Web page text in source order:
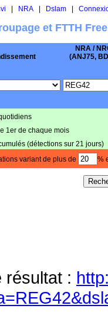
NRA| Dslam|
et FTTH
NRA /
(ANJ75,
1er de chaque mois
(détections sur 21 jours)
variant de plus de %
résultat :